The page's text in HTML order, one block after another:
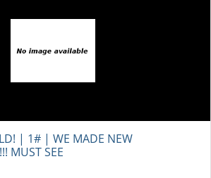
| 1# | WE MADE NEW
MUST SEE